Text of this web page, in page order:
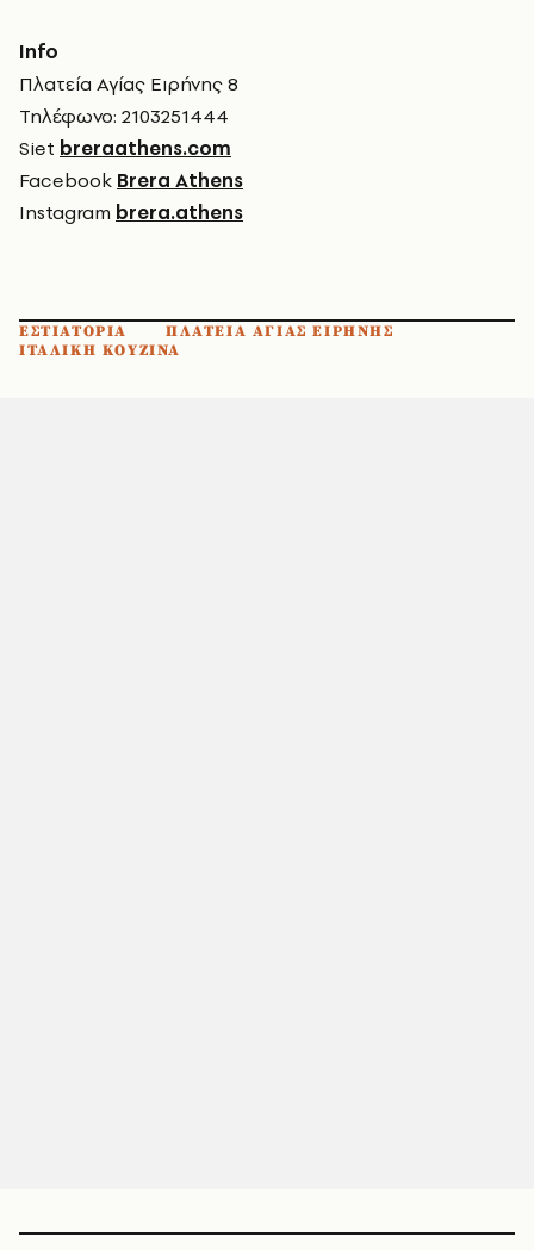
Info
Πλατεία Αγίας Ειρήνης 8
Τηλέφωνο: 2103251444
Siet breraathens.com
Facebook Brera Athens
Instagram brera.athens
ΕΣΤΙΑΤΟΡΙΑ
ΠΛΑΤΕΙΑ ΑΓΙΑΣ ΕΙΡΗΝΗΣ
ΙΤΑΛΙΚΗ ΚΟΥΖΙΝΑ